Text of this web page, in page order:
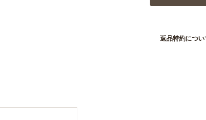
返品特約につい